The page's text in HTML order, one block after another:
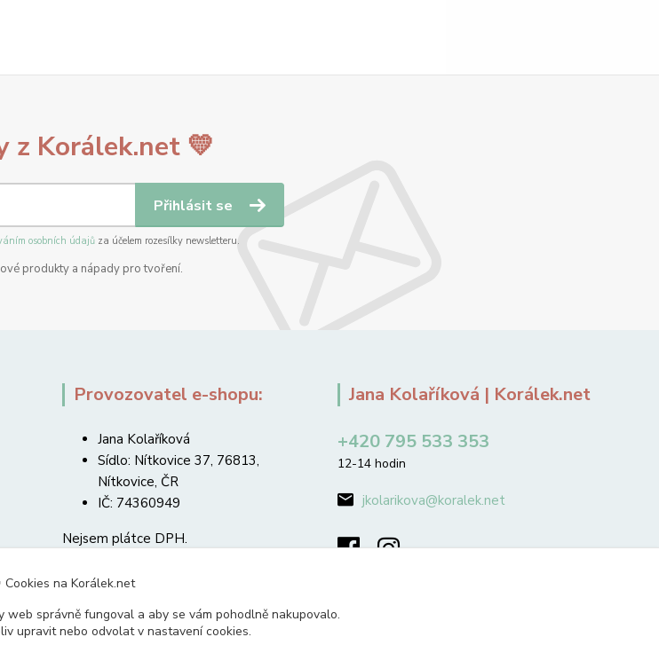
z Korálek.net 💛
Přihlásit se
osobních údajůza účelem rozesílky newsletteru.
produkty a nápady pro tvoření.
Provozovatel e-shopu:
Jana Kolaříková
Sídlo: Nítkovice 37, 76813,
Nítkovice, ČR
IČ: 74360949
Nejsem plátce DPH.
Jana Kolaříková | Korálek.net
+420 795 533 353
12-14 hodin
jkolarikova@koralek.net
Cookies na Korálek.net
web správně fungoval a aby se vám pohodlně nakupovalo.
upravit nebo odvolat v nastavení cookies.